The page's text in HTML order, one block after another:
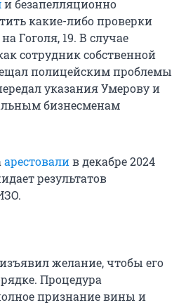
и безапелляционно
какие-либо проверки
Гоголя, 19. В случае
сотрудник собственной
полицейским проблемы
указания Умерову и
бизнесменам
арестовалив декабре 2024
результатов
желание, чтобы его
Процедура
признание вины и